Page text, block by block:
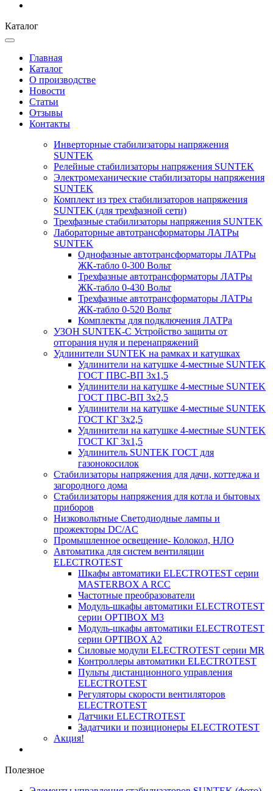
Каталог
Главная
Каталог
О производстве
Новости
Статьи
Отзывы
Контакты
Инверторные стабилизаторы напряжения
SUNTEK
Релейные стабилизаторы напряжения SUNTEK
Электромеханические стабилизаторы напряжения
SUNTEK
Комплект из трех стабилизаторов напряжения
SUNTEK (для трехфазной сети)
Трехфазные стабилизаторы напряжения SUNTEK
Лабораторные автотрансформаторы ЛАТРы
SUNTEK
Однофазные автотрансформаторы ЛАТРы
ЖК-табло 0-300 Вольт
Трехфазные автотрансформаторы ЛАТРы
ЖК-табло 0-430 Вольт
Трехфазные автотрансформаторы ЛАТРы
ЖК-табло 0-520 Вольт
Комплекты для подключения ЛАТРа
УЗОН SUNTEK-C Устройство защиты от
отгорания нуля и перенапряжений
Удлинители SUNTEK на рамках и катушках
Удлинители на катушке 4-местные SUNTEK
ГОСТ ПВС-ВП 3х1,5
Удлинители на катушке 4-местные SUNTEK
ГОСТ ПВС-ВП 3х2,5
Удлинители на катушке 4-местные SUNTEK
ГОСТ КГ 3х2,5
Удлинители на катушке 4-местные SUNTEK
ГОСТ КГ 3х1,5
Удлинитель SUNTEK ГОСТ для
газонокосилок
Стабилизаторы напряжения для дачи, коттеджа и
загородного дома
Стабилизаторы напряжения для котла и бытовых
приборов
Низковольтные Светодиодные лампы и
прожекторы DC/AC
Промышленное освещение- Колокол, НЛО
Автоматика для систем вентиляции
ELECTROTEST
Шкафы автоматики ELECTROTEST серии
MASTERBOX A RCC
Частотные преобразователи
Модуль-шкафы автоматики ELECTROTEST
серии OPTIBOX M3
Модуль-шкафы автоматики ELECTROTEST
серии OPTIBOX A2
Силовые модули ELECTROTEST серии MR
Контроллеры автоматики ELECTROTEST
Пульты дистанционного управления
ELECTROTEST
Регуляторы скорости вентиляторов
ELECTROTEST
Датчики ELECTROTEST
Задатчики и позиционеры ELECTROTEST
Акция!
Полезное